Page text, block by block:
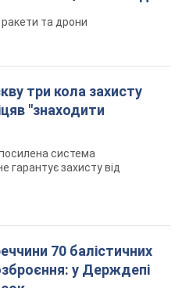
та дрони
три кола захисту
"знаходити
система
гарантує захисту від
70 балістичних
у Держдепі